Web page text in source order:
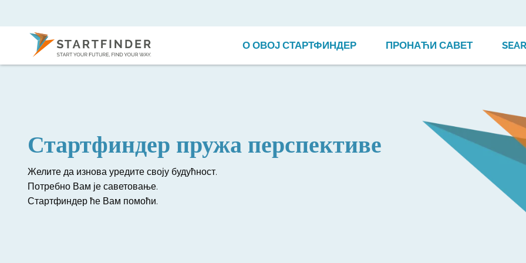
О ОВОЈ СТАРТФИНДЕР ПРОНАЋИ САВЕТ
Стартфиндер пружа перспективе
Желите да изнова уредите своју будућност.
Потребно Вам је саветовање.
Стартфиндер ће Вам помоћи.